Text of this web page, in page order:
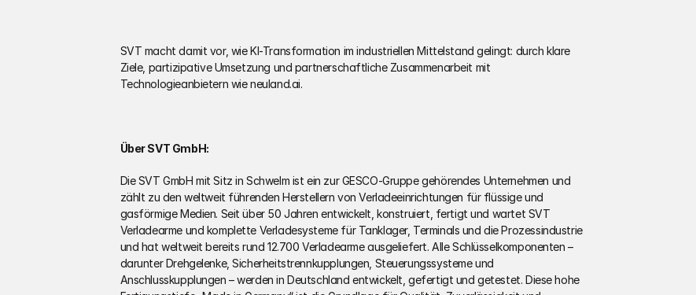
SVT macht damit vor, wie KI-Transformation im industriellen Mittelstand gelingt: durch klare
Ziele, partizipative Umsetzung und partnerschaftliche Zusammenarbeit mit
Technologieanbietern wie neuland.ai.
Über SVT GmbH:
Die SVT GmbH mit Sitz in Schwelm ist ein zur GESCO-Gruppe gehörendes Unternehmen und
zählt zu den weltweit führenden Herstellern von Verladeeinrichtungen für flüssige und
gasförmige Medien. Seit über 50 Jahren entwickelt, konstruiert, fertigt und wartet SVT
Verladearme und komplette Verladesysteme für Tanklager, Terminals und die Prozessindustrie
und hat weltweit bereits rund 12.700 Verladearme ausgeliefert. Alle Schlüsselkomponenten –
darunter Drehgelenke, Sicherheitstrennkupplungen, Steuerungssysteme und
Anschlusskupplungen – werden in Deutschland entwickelt, gefertigt und getestet. Diese hohe